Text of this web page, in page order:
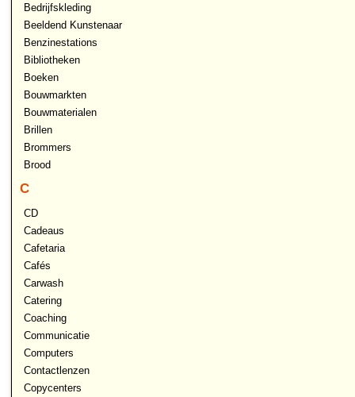
Bedrijfskleding
Beeldend Kunstenaar
Benzinestations
Bibliotheken
Boeken
Bouwmarkten
Bouwmaterialen
Brillen
Brommers
Brood
C
CD
Cadeaus
Cafetaria
Cafés
Carwash
Catering
Coaching
Communicatie
Computers
Contactlenzen
Copycenters